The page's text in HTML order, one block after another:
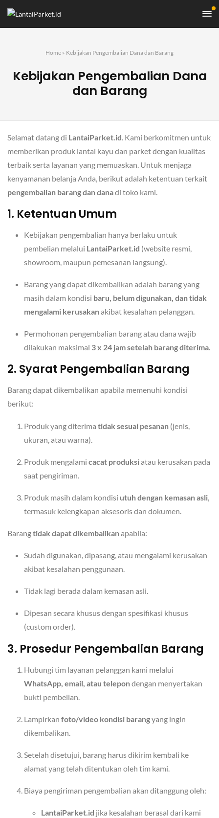
Home » Kebijakan Pengembalian Dana dan Barang
Kebijakan Pengembalian Dana
dan Barang
Selamat datang di LantaiParket.id. Kami berkomitmen untuk
memberikan produk lantai kayu dan parket dengan kualitas
terbaik serta layanan yang memuaskan. Untuk menjaga
kenyamanan belanja Anda, berikut adalah ketentuan terkait
pengembalian barang dan danadi toko kami.
1. Ketentuan Umum
Kebijakan pengembalian hanya berlaku untuk
pembelian melalui LantaiParket.id (website resmi,
showroom, maupun pemesanan langsung).
Barang yang dapat dikembalikan adalah barang yang
masih dalam kondisi baru, belum digunakan, dan tidak
mengalami kerusakanakibat kesalahan pelanggan.
Permohonan pengembalian barang atau dana wajib
dilakukan maksimal 3 x 24 jam setelah barang diterima.
2. Syarat Pengembalian Barang
Barang dapat dikembalikan apabila memenuhi kondisi
berikut:
Produk yang diterimatidak sesuai pesanan (jenis,
ukuran, atau warna).
Produk mengalamicacat produksiatau kerusakan pada
saat pengiriman.
Produk masih dalam kondisi utuh dengan kemasan asli,
termasuk kelengkapan aksesoris dan dokumen.
Barangtidak dapat dikembalikanapabila:
Sudah digunakan, dipasang, atau mengalami kerusakan
akibat kesalahan penggunaan.
Tidak lagi berada dalam kemasan asli.
Dipesan secara khusus dengan spesifikasi khusus
(custom order).
3. Prosedur Pengembalian Barang
Hubungi tim layanan pelanggan kami melalui
WhatsApp, email, atau telepondengan menyertakan
bukti pembelian.
Lampirkanfoto/video kondisi barangyang ingin
dikembalikan.
Setelah disetujui, barang harus dikirim kembali ke
alamat yang telah ditentukan oleh tim kami.
Biaya pengiriman pengembalian akan ditanggung oleh:
LantaiParket.id jika kesalahan berasal dari kami